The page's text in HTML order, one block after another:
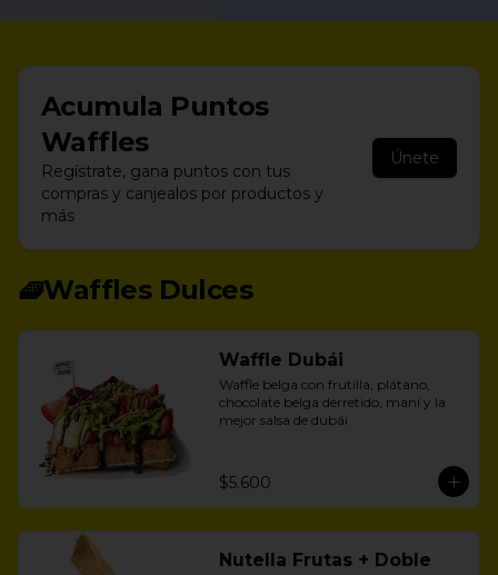
Acumula Puntos
Waffles
Regístrate, gana puntos con tus
compras y canjealos por productos y
más
Únete
🧇Waffles Dulces
Waffle Dubái
Waffle belga con frutilla, plátano,
chocolate belga derretido, maní y la
mejor salsa de dubái
$5.600
Nutella Frutas + Doble